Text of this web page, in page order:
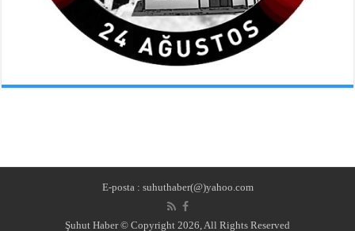
E-posta : suhuthaber(@)yahoo.com
Şuhut Haber © Copyright 2026, All Rights Reserved